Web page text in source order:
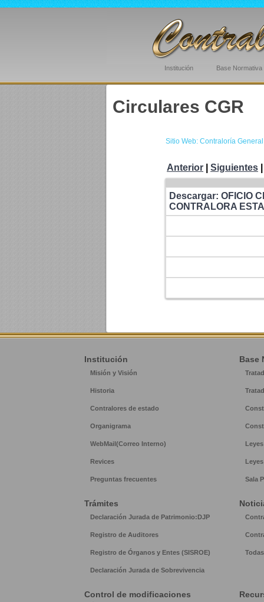
Institución Base Normativa
Circulares CGR
Sitio Web: Contraloría
Anterior Siguientes
Descargar: OFICIO
CONTRALORA
Institución Base
Misión y Visión
Historia
Contralores de estado
Organigrama
WebMail(Correo Interno)
Revices
Preguntas frecuentes Sala
Trámites
Declaración Jurada de Patrimonio:DJP
Registro de Auditores
Registro de Órganos y Entes (SISROE)
Declaración Jurada de Sobrevivencia
Control de modificaciones